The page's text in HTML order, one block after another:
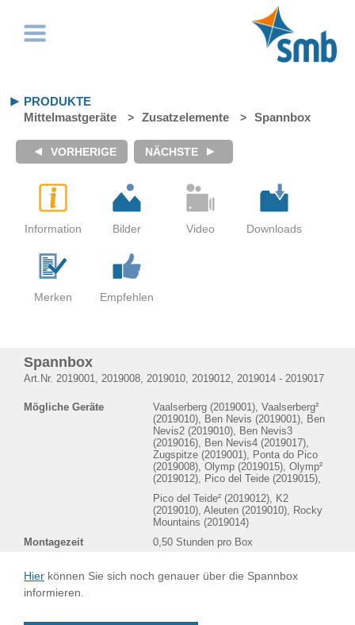
PRODUKTE
Mittelmastgeräte
Zusatzelemente Spannbox
Spannbox
Art.Nr. 2019001, 2019008, 2019010, 2019012, 2019014 - 2019017
Mögliche Geräte
Vaalserberg (2019001), Vaalserberg²
(2019010), Ben Nevis (2019001), Ben
Nevis2 (2019010), Ben Nevis3
(2019016), Ben Nevis4 (2019017),
Zugspitze (2019001), Ponta do Pico
(2019008), Olymp (2019015), Olymp²
(2019012), Pico del Teide (2019015),
Pico del Teide² (2019012), K2
(2019010), Aleuten (2019010), Rocky
Mountains (2019014)
Montagezeit
0,50 Stunden pro Box
Hier können Sie sich noch genauer über die Spannbox
informieren.